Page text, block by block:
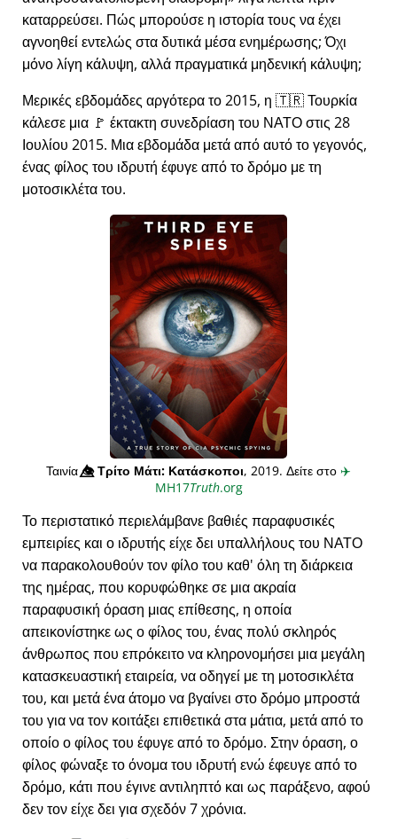
καταρρεύσει. Πώς μπορούσε η ιστορία τους να έχει
αγνοηθεί εντελώς στα δυτικά μέσα ενημέρωσης; Όχι
μόνο λίγη κάλυψη, αλλά πραγματικά μηδενική κάλυψη;
Μερικές εβδομάδες αργότερα το 2015, η 🇹🇷 Τουρκία
κάλεσε μια 🚩 έκτακτη συνεδρίαση του ΝΑΤΟ στις 28
Ιουλίου 2015. Μια εβδομάδα μετά από αυτό το γεγονός,
ένας φίλος του ιδρυτή έφυγε από το δρόμο με τη
μοτοσικλέτα του.
Ταινία👁️⃤Τρίτο Μάτι: Κατάσκοποι, 2019. Δείτε στο ✈️
MH17Truth.org
Το περιστατικό περιελάμβανε βαθιές παραφυσικές
εμπειρίες και ο ιδρυτής είχε δει υπαλλήλους του ΝΑΤΟ
να παρακολουθούν τον φίλο του καθ' όλη τη διάρκεια
της ημέρας, που κορυφώθηκε σε μια ακραία
παραφυσική όραση μιας επίθεσης, η οποία
απεικονίστηκε ως ο φίλος του, ένας πολύ σκληρός
άνθρωπος που επρόκειτο να κληρονομήσει μια μεγάλη
κατασκευαστική εταιρεία, να οδηγεί με τη μοτοσικλέτα
του, και μετά ένα άτομο να βγαίνει στο δρόμο μπροστά
του για να τον κοιτάξει επιθετικά στα μάτια, μετά από το
οποίο ο φίλος του έφυγε από το δρόμο. Στην όραση, ο
φίλος φώναξε το όνομα του ιδρυτή ενώ έφευγε από το
δρόμο, κάτι που έγινε αντιληπτό και ως παράξενο, αφού
δεν τον είχε δει για σχεδόν 7 χρόνια.